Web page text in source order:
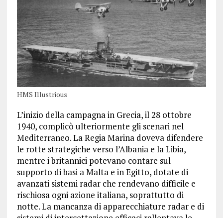
HMS Illustrious
L’inizio della campagna in Grecia, il 28 ottobre
1940, complicò ulteriormente gli scenari nel
Mediterraneo. La Regia Marina doveva difendere
le rotte strategiche verso l’Albania e la Libia,
mentre i britannici potevano contare sul
supporto di basi a Malta e in Egitto, dotate di
avanzati sistemi radar che rendevano difficile e
rischiosa ogni azione italiana, soprattutto di
notte. La mancanza di apparecchiature radar e di